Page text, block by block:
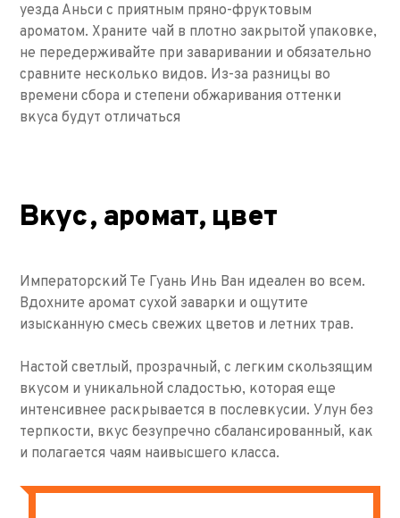
уезда Аньси с приятным пряно-фруктовым
ароматом. Храните чай в плотно закрытой упаковке,
не передерживайте при заваривании и обязательно
сравните несколько видов. Из-за разницы во
времени сбора и степени обжаривания оттенки
вкуса будут отличаться
Вкус, аромат, цвет
Императорский Те Гуань Инь Ван идеален во всем.
Вдохните аромат сухой заварки и ощутите
изысканную смесь свежих цветов и летних трав.
Настой светлый, прозрачный, с легким скользящим
вкусом и уникальной сладостью, которая еще
интенсивнее раскрывается в послевкусии. Улун без
терпкости, вкус безупречно сбалансированный, как
и полагается чаям наивысшего класса.